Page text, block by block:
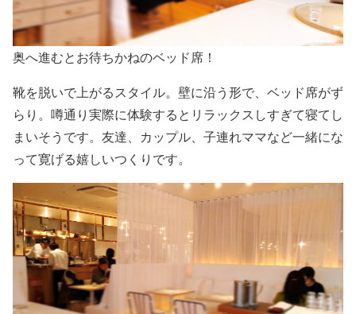
奥へ進むとお待ちかねのベッド席！
靴を脱いで上がるスタイル。壁に沿う形で、ベッド席がず
らり。噂通り実際に体験するとリラックスしすぎて寝てし
まいそうです。友達、カップル、子連れママなど一緒にな
って寛げる嬉しいつくりです。